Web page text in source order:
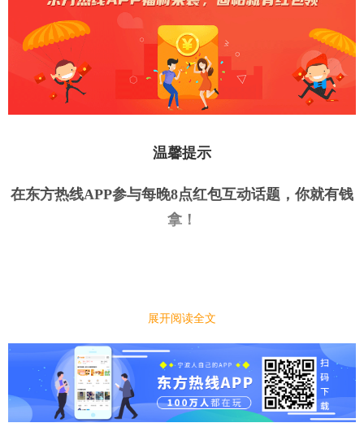
温馨提示
在东方热线APP参与每晚8点红包互动话题，你就有钱
拿 ！
大家认为工作中最让人讨厌是的事情是什么？
小编先来：
近期有网友分享：打工人讨厌的从来不是月薪3500这
个数字，而是性价比失衡带来的窒息感——工资像“挤
展开阅读全文